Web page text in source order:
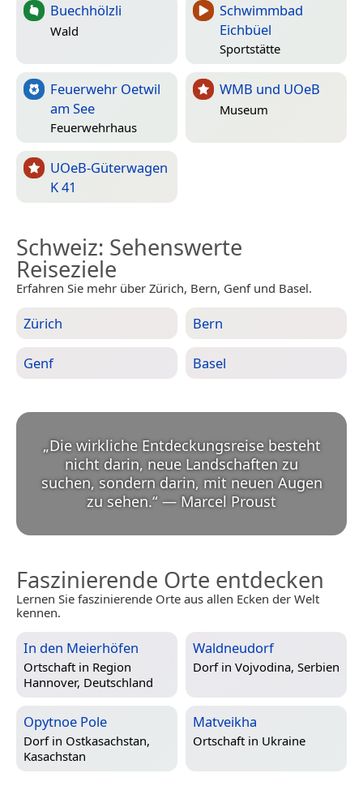
Buechhölzli
Wald
Schwimmbad
Eichbüel
Sportstätte
Feuerwehr Oetwil
am See
Feuerwehrhaus
WMB und UOeB
Museum
UOeB-Güterwagen
K 41
Schweiz: Sehenswerte
Reiseziele
Erfahren Sie mehr über Zürich, Bern, Genf und Basel.
Zürich Bern
Genf Basel
„Die wirkliche Entdeckungsreise besteht
nicht darin, neue Landschaften zu
suchen, sondern darin, mit neuen Augen
zu sehen.“ — Marcel Proust
Faszinierende Orte entdecken
Lernen Sie faszinierende Orte aus allen Ecken der Welt
kennen.
In den Meierhöfen
Ortschaft in Region
Hannover, Deutschland
Waldneudorf
Dorf in Vojvodina, Serbien
Opytnoe Pole
Dorf in Ostkasachstan,
Kasachstan
Matveikha
Ortschaft in Ukraine